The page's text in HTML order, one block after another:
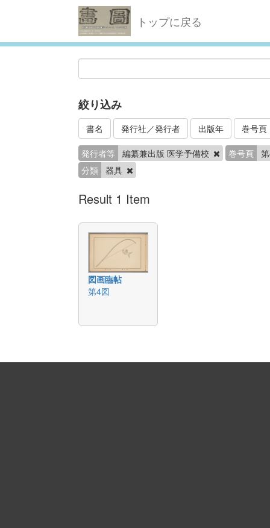
トップに戻る
絞り込み
書名 発行社／発行者 出版年 巻号頁
発行者等 編纂兼出版 医学予備校 巻号頁
分類
器具
Result 1 Item
図画臨帖
第4図